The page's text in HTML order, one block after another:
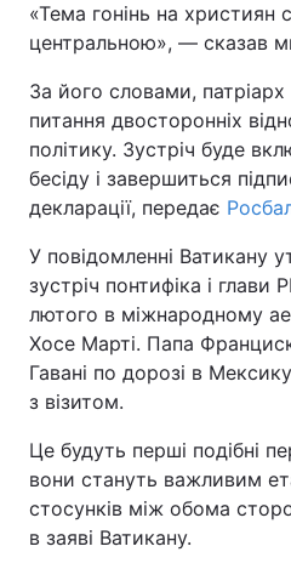
«Тема гонінь на християн
центральною», — сказав
За його словами, патріарх
питання двосторонніх
політику. Зустріч буде
бесіду і завершиться
декларації, передає
У повідомленні Ватикану
зустріч понтифіка і глави
лютого в міжнародному
Хосе Марті. Папа
Гавані по дорозі в
з візитом.
Це будуть перші подібні
вони стануть важливим
стосунків між обома
в заяві Ватикану.